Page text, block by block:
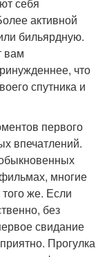
активной
бильярдную.
вам
что
спутника и
первого
впечатлений.
многие
же. Если
без
свидание
Прогулка